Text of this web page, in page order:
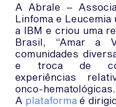
A Abrale –
Linfoma e
a IBM e criou uma
Brasil, “Amar a
comunidades
e troca de
experiências
onco-hematológicas.
A plataformaé